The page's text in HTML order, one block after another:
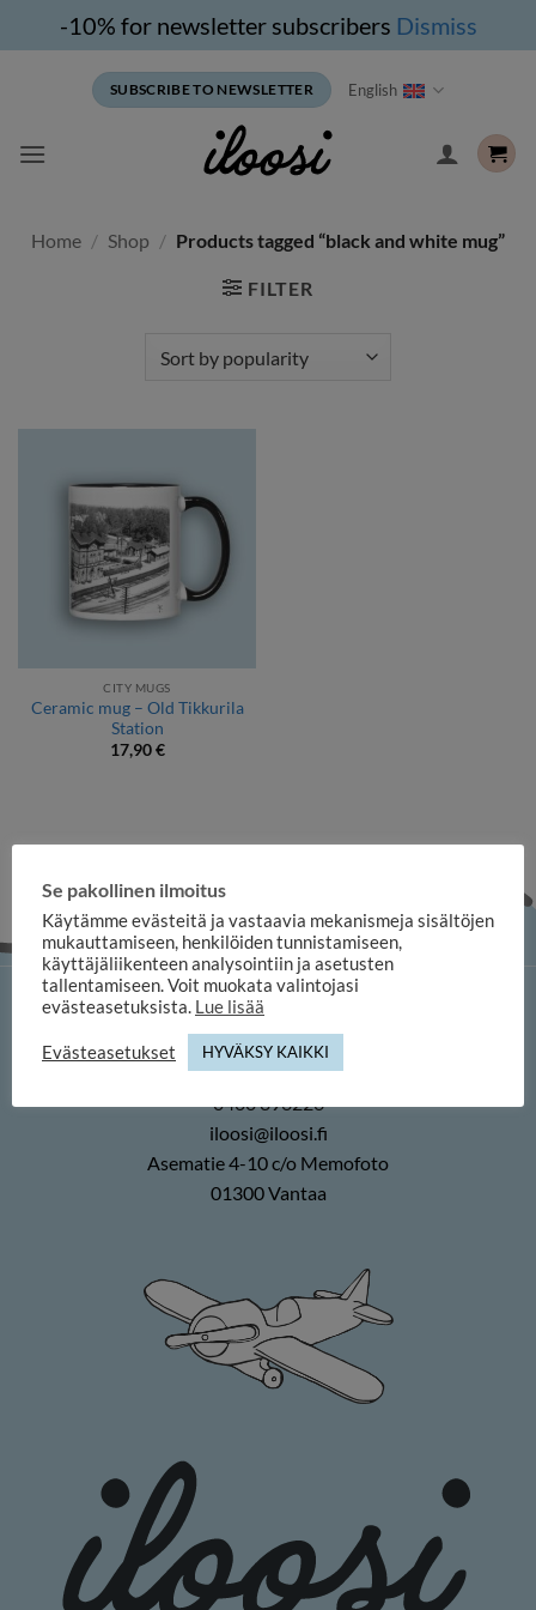
-10% for newsletter subscribers Dismiss
SUBSCRIBE TO NEWSLETTER English
Home / Shop / Products tagged “black and white mug”
FILTER
CITY MUGS
Ceramic mug – Old Tikkurila
Station
17,90€
iloosi online shop
Duuilo Oy
0400 896226
iloosi@iloosi.fi
Asematie 4-10 c/o Memofoto
01300 Vantaa
Se pakollinen ilmoitus
Käytämme evästeitä ja vastaavia mekanismeja sisältöjen
mukauttamiseen, henkilöiden tunnistamiseen,
käyttäjäliikenteen analysointiin ja asetusten
tallentamiseen. Voit muokata valintojasi
evästeasetuksista. Lue lisää
Evästeasetukset HYVÄKSY KAIKKI